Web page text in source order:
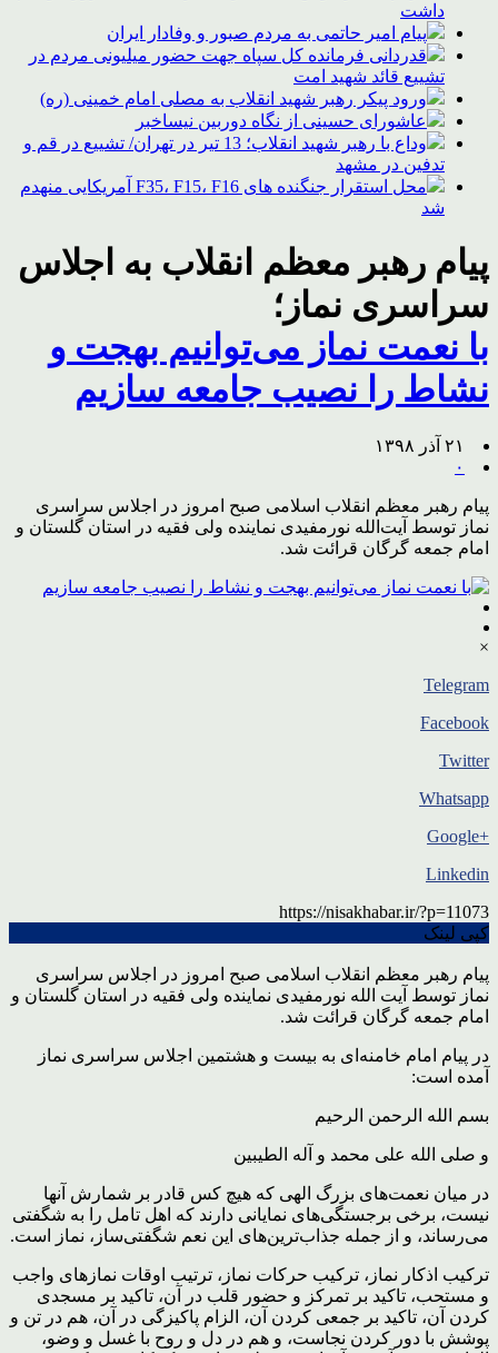
داشت
پیام امیر حاتمی به مردم صبور و وفادار ایران
قدردانی فرمانده کل سپاه جهت حضور میلیونی مردم در
تشییع قائد شهید امت
ورود پیکر رهبر شهید انقلاب به مصلی امام خمینی (ره)
عاشورای حسینی از نگاه دوربین نیساخبر
وداع با رهبر شهید انقلاب؛ 13 تیر در تهران/ تشییع در قم و
تدفین در مشهد
محل استقرار جنگنده های F35، F15، F16 آمریکایی منهدم
شد
پیام رهبر معظم انقلاب به اجلاس
سراسری نماز؛
با نعمت نماز می‌توانیم بهجت و
نشاط را نصیب جامعه سازیم
۲۱ آذر ۱۳۹۸
۰
پیام رهبر معظم انقلاب اسلامی صبح امروز در اجلاس سراسری
نماز توسط آیت‌الله نورمفیدی نماینده ولی فقیه در استان گلستان و
امام جمعه گرگان قرائت شد.
×
Telegram
Facebook
Twitter
Whatsapp
+Google
Linkedin
https://nisakhabar.ir/?p=11073
کپی لینک
پیام رهبر معظم انقلاب اسلامی صبح امروز در اجلاس سراسری
نماز توسط آیت الله نورمفیدی نماینده ولی فقیه در استان گلستان و
امام جمعه گرگان قرائت شد.
‌در پیام امام خامنه‌ای به بیست و هشتمین اجلاس سراسری نماز
آمده است:
‌‌بسم الله الرحمن الرحیم
و صلی الله علی محمد و آله الطیبین
در میان نعمت‌های بزرگ الهی که هیچ کس قادر بر شمارش آنها
نیست‌، برخی برجستگی‌های نمایانی دارند که اهل تامل را به شگفتی
می‌رساند‌، و از جمله ‌جذاب‌‌ترین‌های این نعم شگفتی‌ساز، نماز است.
ترکیب اذکار نماز، ترکیب حرکات نماز، ترتیب اوقات نمازهای واجب
و مستحب‌، تاکید بر تمرکز و حضور قلب در آن‌، تاکید بر مسجدی
کردن آن، تاکید بر جمعی کردن آن، الزام پاکیزگی در آن، هم در تن و
پوشش با دور کردن نجاست‌، و هم در دل و روح با غسل و وضو‌،